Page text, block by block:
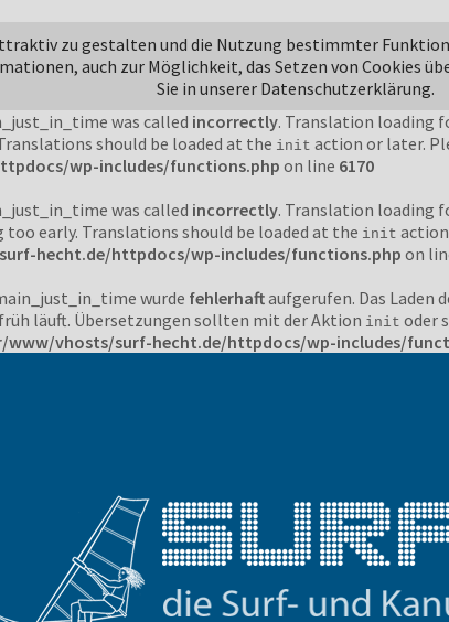
was called incorrectly . Translation loading
should be loaded at the init action or later. Please
wp-includes/functions.phpon line6170
was called incorrectly. Translation loading
should be loaded at the init action or later.
wp-includes/functions.php on line 6170
was called incorrectly. Translation loading
early. Translations should be loaded at the init
hecht.de/httpdocs/wp-includes/functions.php on
wurde fehlerhaftaufgerufen. Das Laden
läuft. Übersetzungen sollten mit der Aktion init oder
www/vhosts/surf-hecht.de/httpdocs/wp-includes/
zu gestalten und die Nutzung bestimmter
auch zur Möglichkeit, das Setzen von Cookies
Sie in unserer Datenschutzerklärung.